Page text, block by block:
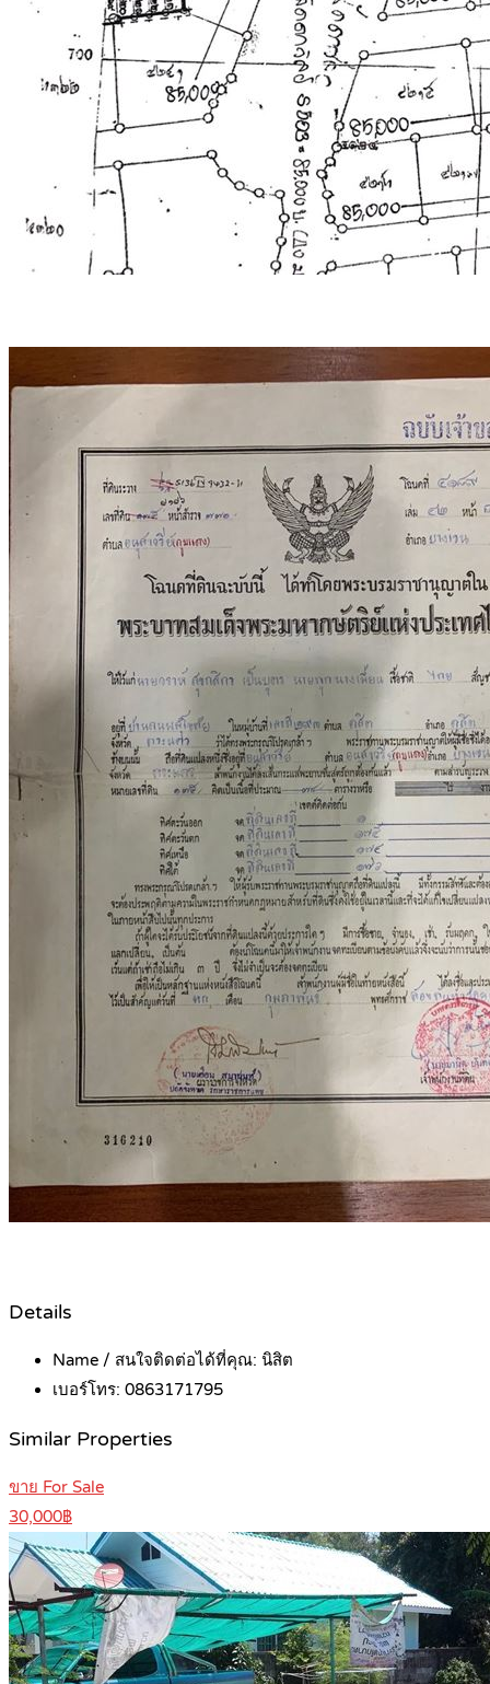
Details
Name / สนใจติดต่อได้ที่คุณ: นิสิต
เบอร์โทร: 0863171795
Similar Properties
ขาย For Sale
30,000฿